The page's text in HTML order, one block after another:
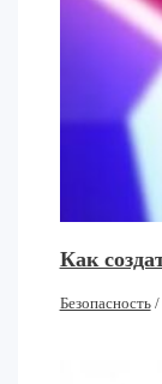
Как
Безопасность/